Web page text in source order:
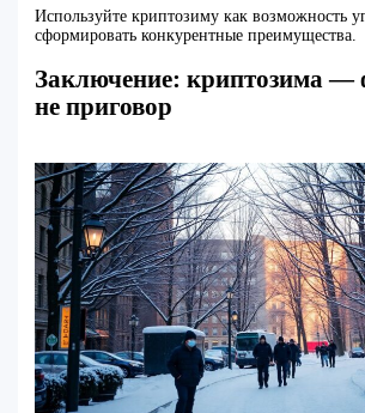
Используйте криптозиму как возможность
сформировать конкурентные преимущества.
Заключение: криптозима —
не приговор